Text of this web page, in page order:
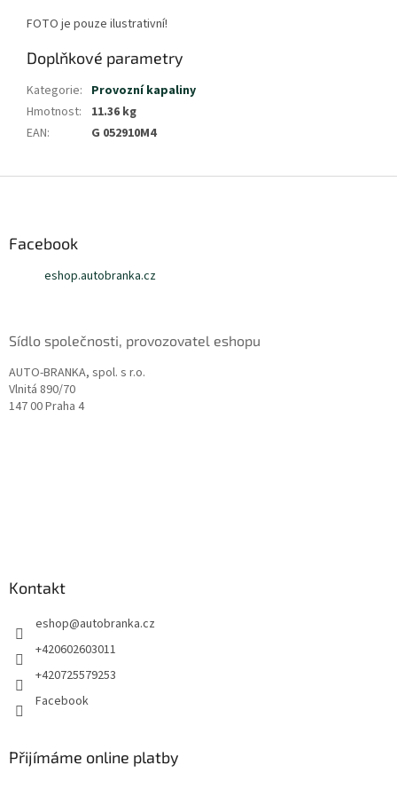
FOTO je pouze ilustrativní!
Doplňkové parametry
Kategorie: Provozní kapaliny
Hmotnost:
11.36 kg
EAN: G 052910M4
Facebook
eshop.autobranka.cz
Sídlo společnosti, provozovatel eshopu
AUTO-BRANKA, spol. s r.o.
Vlnitá 890/70
147 00 Praha 4
Kontakt
eshop@autobranka.cz
+420602603011
+420725579253
Facebook
Přijímáme online platby